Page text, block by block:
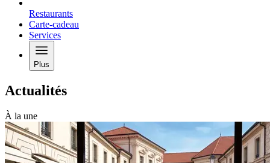
Restaurants
Carte-cadeau
Services
Plus
Actualités
À la une